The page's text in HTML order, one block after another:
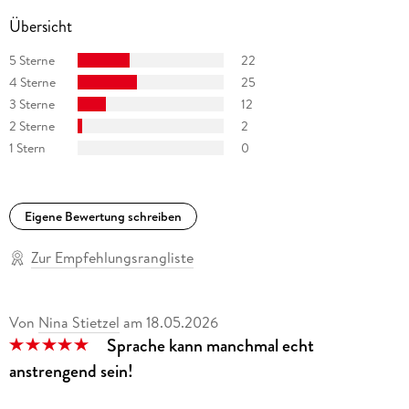
Übersicht
5 Sterne
22
4 Sterne
25
3 Sterne
12
2 Sterne
2
1 Stern
0
Eigene Bewertung schreiben
Zur Empfehlungsrangliste
Von Nina Stietzel am 18.05.2026
Sprache kann manchmal echt
anstrengend sein!